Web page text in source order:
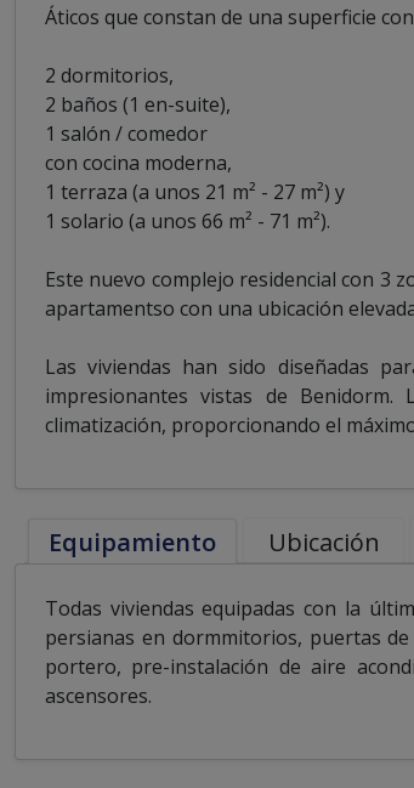
Áticos que constan de una superficie
2 dormitorios,
2 baños (1 en-suite),
1 salón / comedor
con cocina moderna,
1 terraza (a unos 21 m² - 27 m²) y
1 solario (a unos 66 m² - 71 m²).
Este nuevo complejo residencial con 3
apartamentso con una ubicación
Las viviendas han sido diseñadas
impresionantes vistas de
climatización, proporcionando el
Equipamiento Ubicación
Todas viviendas equipadas con la
persianas en dormmitorios, puertas
portero, pre-instalación de aire
ascensores.